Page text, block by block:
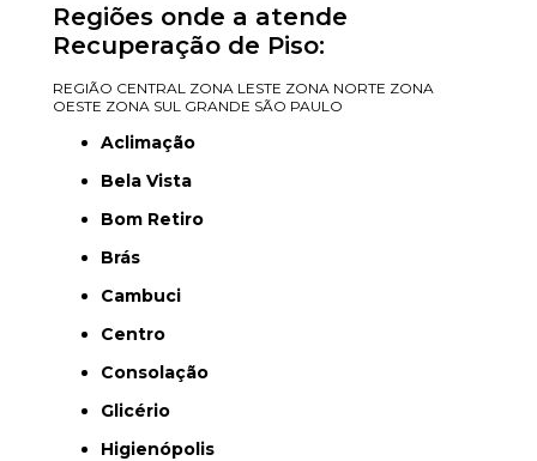
Regiões onde a atende
Recuperação de Piso:
REGIÃO CENTRAL ZONA LESTE ZONA NORTE ZONA
OESTE ZONA SUL GRANDE SÃO PAULO
Aclimação
Bela Vista
Bom Retiro
Brás
Cambuci
Centro
Consolação
Glicério
Higienópolis